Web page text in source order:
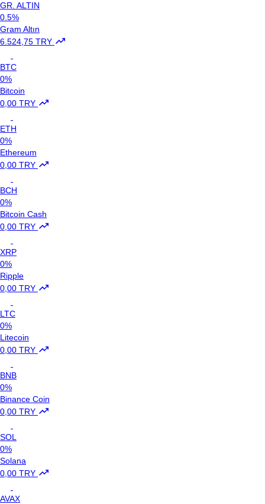
GR. ALTIN
0.5%
Gram Altın
6.524,75 TRY
BTC
0%
Bitcoin
0,00 TRY
ETH
0%
Ethereum
0,00 TRY
BCH
0%
Bitcoin Cash
0,00 TRY
XRP
0%
Ripple
0,00 TRY
LTC
0%
Litecoin
0,00 TRY
BNB
0%
Binance Coin
0,00 TRY
SOL
0%
Solana
0,00 TRY
AVAX